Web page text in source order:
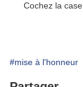
Cochez la
#mise à l'honneur